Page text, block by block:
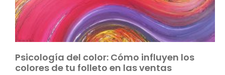
Psicología del color: Cómo influyen los
colores de tu folleto en las ventas